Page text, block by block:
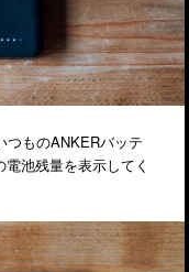
つものANKERバッテ
池残量を表示してく